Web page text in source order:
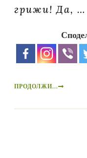
грижи! Да, …
ПРОДОЛЖИ...